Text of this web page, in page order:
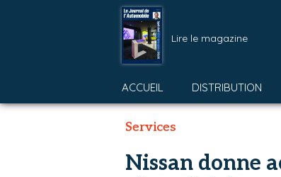
Lire le magazine
ACCUEIL DISTRIBUTION
Services
Nissan donne